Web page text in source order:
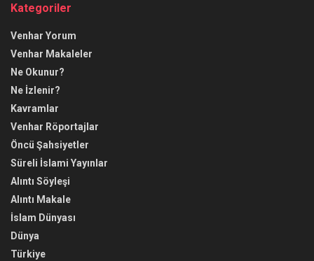
Kategoriler
Venhar Yorum
Venhar Makaleler
Ne Okunur?
Ne İzlenir?
Kavramlar
Venhar Röportajlar
Öncü Şahsiyetler
Süreli İslami Yayınlar
Alıntı Söyleşi
Alıntı Makale
İslam Dünyası
Dünya
Türkiye